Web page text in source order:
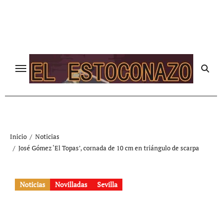
Inicio
Noticias
José Gómez ‘El Topas’, cornada de 10 cm en triángulo de scarpa
Noticias Novilladas Sevilla